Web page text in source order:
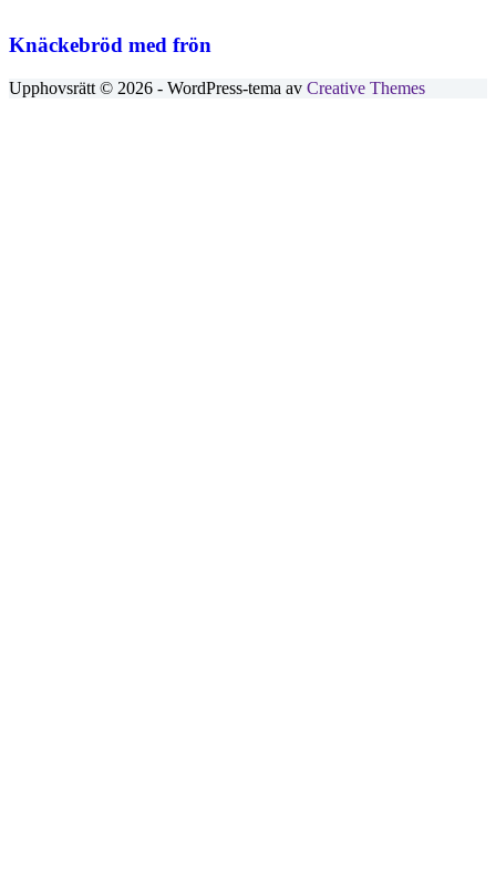
Knäckebröd med frön
Upphovsrätt © 2026 - WordPress-tema av Creative Themes